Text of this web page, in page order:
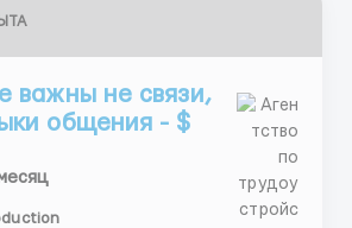
важны не связи,
общения - $